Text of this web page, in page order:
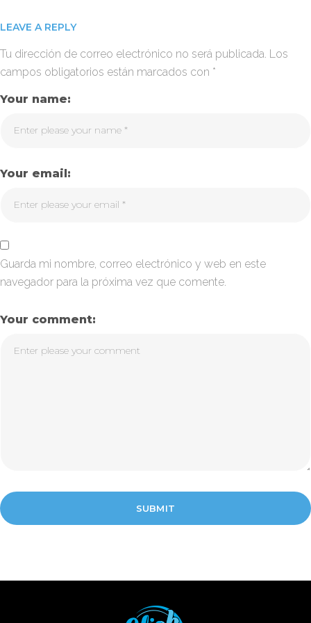
LEAVE A REPLY
Tu dirección de correo electrónico no será publicada. Los
campos obligatorios están marcados con *
Your comment:
Your name:
Your email:
Guarda mi nombre, correo electrónico y web en este
navegador para la próxima vez que comente.